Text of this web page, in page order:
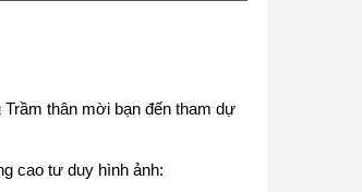
thân mời bạn đến tham dự
cao tư duy hình ảnh: